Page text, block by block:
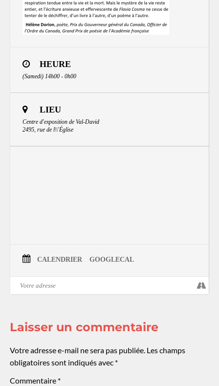
HEURE
(Samedi) 14h00 - 0h00
LIEU
Centre d'exposition de Val-David
2495, rue de l\\'Église
CALENDRIER GOOGLECAL
Laisser un commentaire
Votre adresse e-mail ne sera pas publiée. Les champs
obligatoires sont indiqués avec *
Commentaire *